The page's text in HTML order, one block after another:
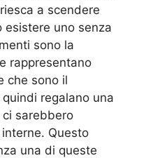
a scendere
esistere uno senza
sono la
rappresentano
che sono il
regalano una
ci sarebbero
Questo
una di queste